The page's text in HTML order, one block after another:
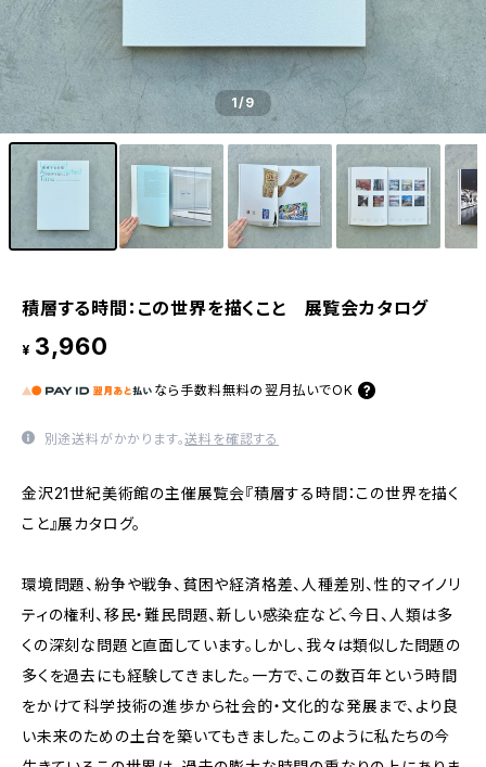
1/9
積層する時間：この世界を描くこと 展覧会カタログ
¥ 3,960
なら 手数料無料の 翌月払いでOK
別途送料がかかります。送料を確認する
金沢21世紀美術館の主催展覧会『積層する時間：この世界を描く
こと』展カタログ。
環境問題、紛争や戦争、貧困や経済格差、人種差別、性的マイノリ
ティの権利、移民・難民問題、新しい感染症など、今日、人類は多
くの深刻な問題と直面しています。しかし、我々は類似した問題の
多くを過去にも経験してきました。一方で、この数百年という時間
をかけて科学技術の進歩から社会的・文化的な発展まで、より良
い未来のための土台を築いてもきました。このように私たちの今